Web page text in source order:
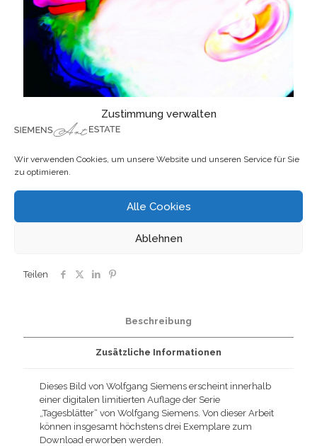
Zustimmung verwalten
Wir verwenden Cookies, um unsere Website und unseren Service für Sie
zu optimieren.
Alle Cookies
Ablehnen
Digitale Malerei 2334
TB 2334 Kategorie:
Teilen
Beschreibung
Zusätzliche Informationen
Dieses Bild von Wolfgang Siemens erscheint innerhalb
einer digitalen limitierten Auflage der Serie
„Tagesblätter“ von Wolfgang Siemens. Von dieser Arbeit
können insgesamt höchstens drei Exemplare zum
Download erworben werden.